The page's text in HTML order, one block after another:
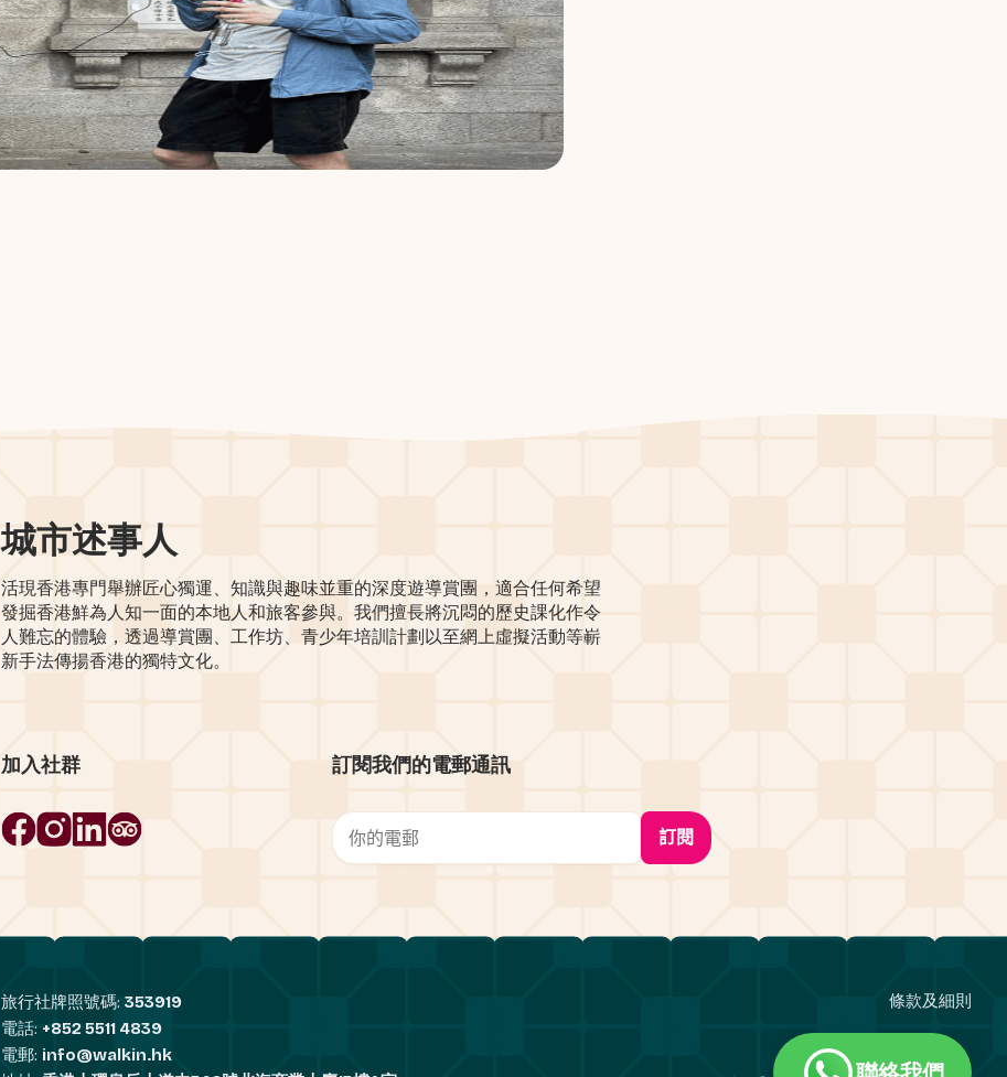
城市述事人
活現香港專門舉辦匠心獨運、知識與趣味並重的深度遊導賞團，適合任何希望
發掘香港鮮為人知一面的本地人和旅客參與。我們擅長將沉悶的歷史課化作令
人難忘的體驗，透過導賞團、工作坊、青少年培訓計劃以至網上虛擬活動等嶄
新手法傳揚香港的獨特文化。
加入社群 訂閱我們的電郵通訊
旅行社牌照號碼: 353919
電話: +852 5511 4839
電郵: info@walkin.hk
條款及細則